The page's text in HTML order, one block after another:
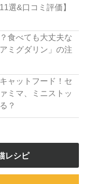
選&口コミ評価】
食べても大丈夫な
ミグダリン」の注
ャットフード！セ
ミマ、ミニストッ
？
レシピ